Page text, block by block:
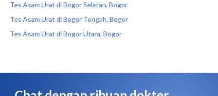
Tes Asam Urat di Bogor Selatan, Bogor
Tes Asam Urat di Bogor Tengah, Bogor
Tes Asam Urat di Bogor Utara, Bogor